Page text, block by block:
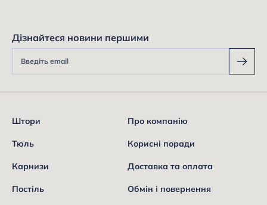
Дізнайтеся новини першими
Штори
Тюль
Карнизи
Постіль
Про компанію
Корисні поради
Доставка та оплата
Обмін і повернення